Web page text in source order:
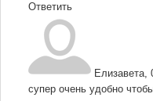
Ответить
Елизавета,
супер очень удобно